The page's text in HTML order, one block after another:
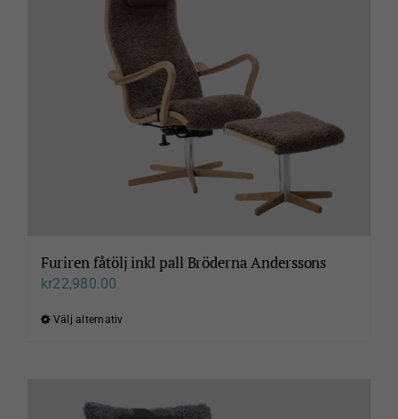
Furiren fåtölj inkl pall Bröderna Anderssons
kr22,980.00
Välj alternativDen